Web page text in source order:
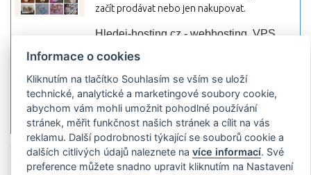
začít prodávat nebo jen nakupovat.
Hledej-hosting.cz - webhosting, VPS
hosting programů s možností jejich
pokročilého vyhledávání a porovnávání.
Najděte si jednoduše vhodný hosting.
Přidat server Propagace Co je RSS
o
rssMonitor.cz
Partneři Reklama Podmínky používání Ochrana
Informace o cookies
Kliknutím na tlačítko Souhlasím se vším se uloží
technické, analytické a marketingové soubory cookie,
abychom vám mohli umožnit pohodlné používání
stránek, měřit funkčnost našich stránek a cílit na vás
reklamu. Další podrobnosti týkající se souborů cookie a
dalších citlivých údajů naleznete navíce informací. Své
preference můžete snadno upravit kliknutím na Nastavení